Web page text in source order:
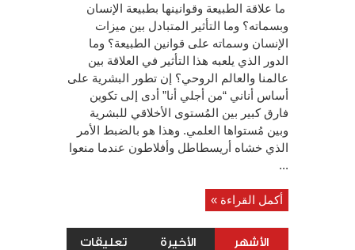
ما علاقة الطبيعة وقوانينها بطبيعة الإنسان
وبسماته؟ وما التأثير المتبادل بين ميزات
الإنسان وسماته على قوانين الطبيعة؟ وما
الدور الذي يلعبه هذا التأثير في العلاقة بين
عالمنا والعالم الروحي؟ إن تطور البشرية على
أساس أناني “من أجلي أنا” أدى إلى تكوين
فارق كبير بين المُستوى الأخلاقي للبشرية
وبين مُستواها العلمي. وهذا هو بالضبط الأمر
الذي خشاه أريسطاطل وأفلاطون عندما منعوا
...
أكمل القراءة »
الأشهر الأخيرة تعليقات